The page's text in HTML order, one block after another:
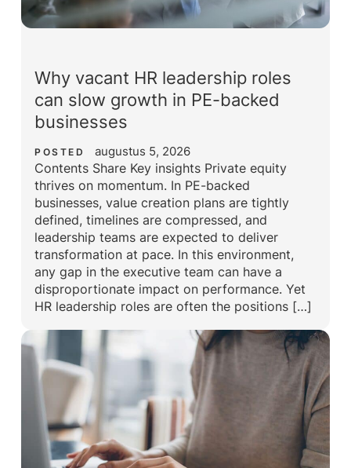
Why vacant HR leadership roles
can slow growth in PE-backed
businesses
POSTED augustus 5, 2026
Contents Share Key insights Private equity
thrives on momentum. In PE-backed
businesses, value creation plans are tightly
defined, timelines are compressed, and
leadership teams are expected to deliver
transformation at pace. In this environment,
any gap in the executive team can have a
disproportionate impact on performance. Yet
HR leadership roles are often the positions […]